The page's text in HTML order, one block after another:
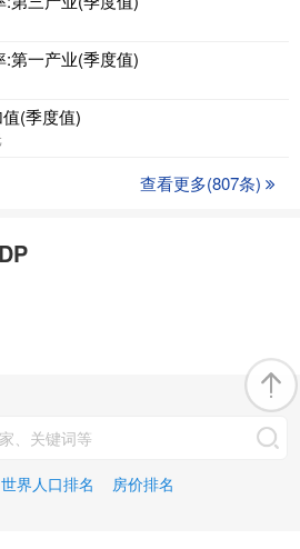
第一产业(季度值)
(季度值)
查看更多(807条)
世界人口排名 房价排名